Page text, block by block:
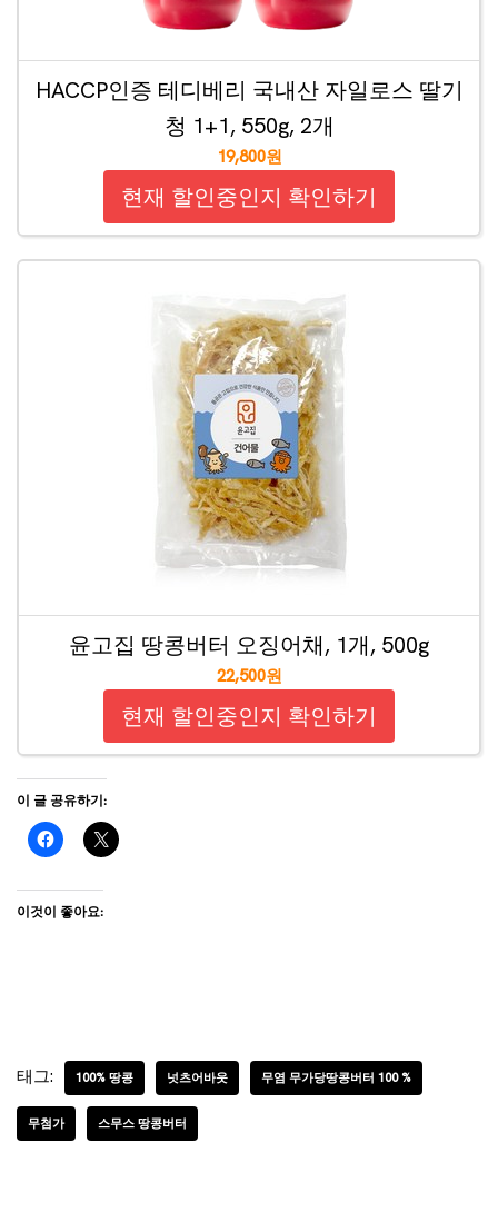
HACCP인증 테디베리 국내산 자일로스 딸기
청 1+1, 550g, 2개
19,800원
현재 할인중인지 확인하기
윤고집 땅콩버터 오징어채, 1개, 500g
22,500원
현재 할인중인지 확인하기
이 글 공유하기:
이것이 좋아요:
태그: 100% 땅콩 넛츠어바웃 무염 무가당땅콩버터 100 %
무첨가 스무스 땅콩버터